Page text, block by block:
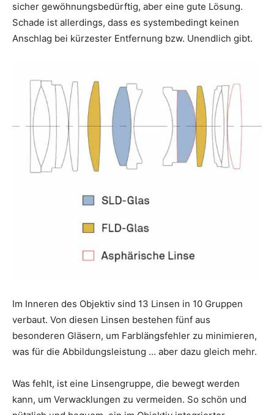
sicher gewöhnungsbedürftig, aber eine gute Lösung.
Schade ist allerdings, dass es systembedingt keinen
Anschlag bei kürzester Entfernung bzw. Unendlich gibt.
Im Inneren des Objektiv sind 13 Linsen in 10 Gruppen
verbaut. Von diesen Linsen bestehen fünf aus
besonderen Gläsern, um Farblängsfehler zu minimieren,
was für die Abbildungsleistung … aber dazu gleich mehr.
Was fehlt, ist eine Linsengruppe, die bewegt werden
kann, um Verwacklungen zu vermeiden. So schön und